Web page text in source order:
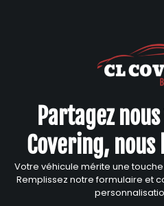
Partagez
Covering,
Votre véhicule mérite une
Remplissez notre formulaire et